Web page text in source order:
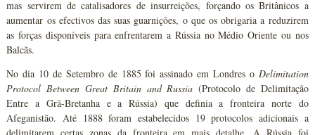
mas servirem de catalisadores de insurreições, forçando os Britânicos a
aumentar os efectivos das suas guarnições, o que os obrigaria a reduzirem
as forças disponíveis para enfrentarem a Rússia no Médio Oriente ou nos
Balcãs.
No dia 10 de Setembro de 1885 foi assinado em Londres o Delimitation
Protocol Between Great Britain and Russia (Protocolo de Delimitação
Entre a Grã-Bretanha e a Rússia) que definia a fronteira norte do
Afeganistão. Até 1888 foram estabelecidos 19 protocolos adicionais a